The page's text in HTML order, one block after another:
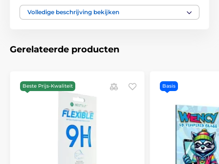
stof en vuil onder de folie ophoopt. De oleofobe
coating voorkomt vingerafdrukken.
Volledige beschrijving bekijken
Gerelateerde producten
Beste Prijs-Kwaliteit Basis